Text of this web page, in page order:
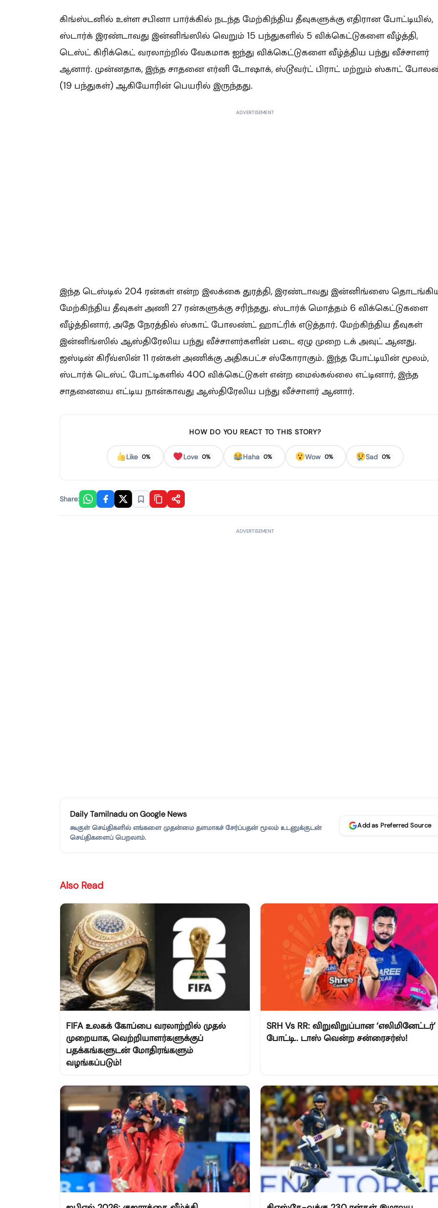
கிங்ஸ்டனில் உள்ள சபினா பார்க்கில் நடந்த மேற்கிந்திய தீவுகளுக்கு எதிரான போட்டியில்,
ஸ்டார்க் இரண்டாவது இன்னிங்ஸில் வெறும் 15 பந்துகளில் 5 விக்கெட்டுகளை வீழ்த்தி,
டெஸ்ட் கிரிக்கெட் வரலாற்றில் வேகமாக ஐந்து விக்கெட்டுகளை வீழ்த்திய பந்து வீச்சாளர்
ஆனார். முன்னதாக, இந்த சாதனை எர்னி டோஷாக், ஸ்டூவர்ட் பிராட் மற்றும் ஸ்காட்
(19 பந்துகள்) ஆகியோரின் பெயரில் இருந்தது.
ADVERTISEMENT
இந்த டெஸ்டில் 204 ரன்கள் என்ற இலக்கை துரத்தி, இரண்டாவது இன்னிங்ஸை
மேற்கிந்திய தீவுகள் அணி 27 ரன்களுக்கு சரிந்தது. ஸ்டார்க் மொத்தம் 6 விக்கெட்டுகளை
வீழ்த்தினார், அதே நேரத்தில் ஸ்காட் போலண்ட் ஹாட்ரிக் எடுத்தார். மேற்கிந்திய தீவுகள்
இன்னிங்ஸில் ஆஸ்திரேலிய பந்து வீச்சாளர்களின் படை ஏழு முறை டக் அவுட் ஆனது.
ஜஸ்டின் கிரீவ்ஸின் 11 ரன்கள் அணிக்கு அதிகபட்ச ஸ்கோராகும். இந்த போட்டியின் மூலம்,
ஸ்டார்க் டெஸ்ட் போட்டிகளில் 400 விக்கெட்டுகள் என்ற மைல்கல்லை எட்டினார், இந்த
சாதனையை எட்டிய நான்காவது ஆஸ்திரேலிய பந்து வீச்சாளர் ஆனார்.
HOW DO YOU REACT TO THIS STORY?
Like 0% Love 0% Haha 0% Wow 0% Sad 0%
Share:
ADVERTISEMENT
Daily Tamilnadu on Google News
கூகுள் செய்திகளில் எங்களை முதன்மை தளமாகச் சேர்ப்பதன் மூலம் உடனுக்குடன்
செய்திகளைப் பெறலாம்.
Add as Preferred Source
Also Read
FIFA உலகக் கோப்பை வரலாற்றில் முதல்
முறையாக, வெற்றியாளர்களுக்குப்
பதக்கங்களுடன் மோதிரங்களும்
வழங்கப்படும்!
SRH Vs RR: விறுவிறுப்பான ‘எலிமினேட்டர்’
போட்டி.. டாஸ் வென்ற சன்ரைசர்ஸ்!